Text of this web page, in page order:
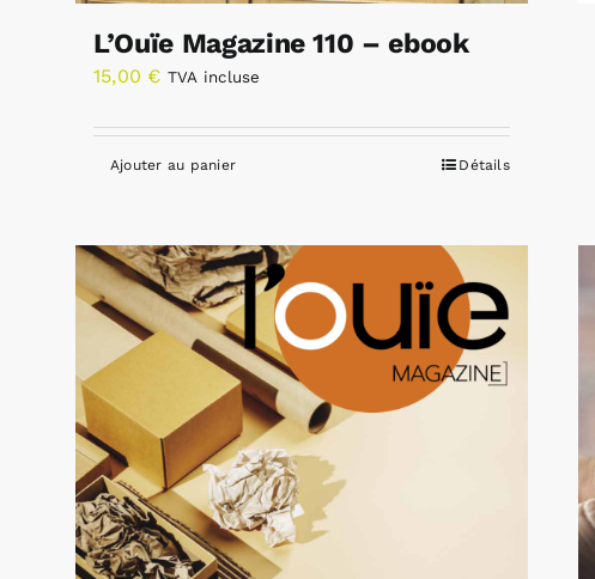
L’Ouïe Magazine 110 – ebook
15,00 € TVA incluse
Ajouter au panier Détails